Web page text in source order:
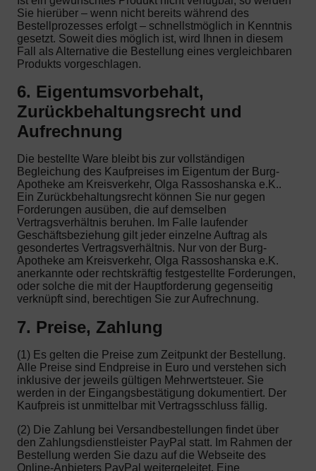
Sie hierüber – wenn nicht bereits während des
Bestellprozesses erfolgt – schnellstmöglich in Kenntnis
gesetzt. Soweit dies möglich ist, wird Ihnen in diesem
Fall als Alternative die Bestellung eines vergleichbaren
Produkts vorgeschlagen.
6. Eigentumsvorbehalt,
Zurückbehaltungsrecht und
Aufrechnung
Die bestellte Ware bleibt bis zur vollständigen
Begleichung des Kaufpreises im Eigentum der Burg-
Apotheke am Kreisverkehr, Olga Rassoshanska e.K..
Ein Zurückbehaltungsrecht können Sie nur gegen
Forderungen ausüben, die auf demselben
Vertragsverhältnis beruhen. Im Falle laufender
Geschäftsbeziehung gilt jeder einzelne Auftrag als
gesondertes Vertragsverhältnis. Nur von der Burg-
Apotheke am Kreisverkehr, Olga Rassoshanska e.K.
anerkannte oder rechtskräftig festgestellte Forderungen,
oder solche die mit der Hauptforderung gegenseitig
verknüpft sind, berechtigen Sie zur Aufrechnung.
7. Preise, Zahlung
(1) Es gelten die Preise zum Zeitpunkt der Bestellung.
Alle Preise sind Endpreise in Euro und verstehen sich
inklusive der jeweils gültigen Mehrwertsteuer. Sie
werden in der Eingangsbestätigung dokumentiert. Der
Kaufpreis ist unmittelbar mit Vertragsschluss fällig.
(2) Die Zahlung bei Versandbestellungen findet über
den Zahlungsdienstleister PayPal statt. Im Rahmen der
Bestellung werden Sie dazu auf die Webseite des
Online-Anbieters PayPal weitergeleitet. Eine